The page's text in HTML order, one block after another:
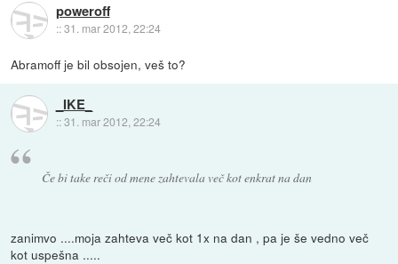
poweroff
::31. mar 2012, 22:24
Abramoff je bil obsojen, veš to?
_IKE_
::31. mar 2012, 22:24
Če bi take reči od mene zahtevala več kot enkrat na dan
zanimvo ....moja zahteva več kot 1x na dan , pa je še vedno več
kot uspešna .....